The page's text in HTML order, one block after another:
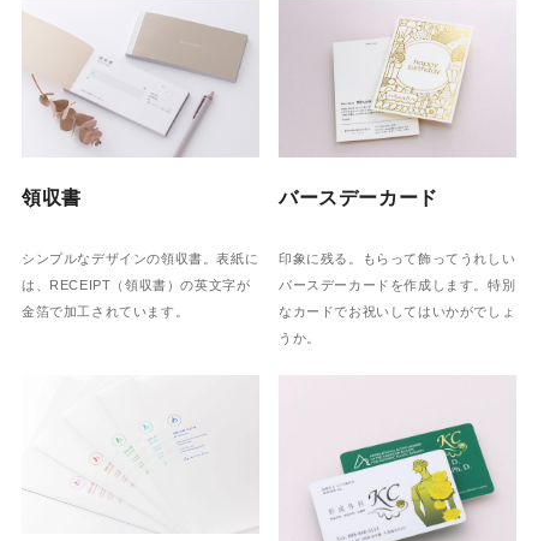
領収書
シンプルなデザインの領収書。表紙に
は、RECEIPT（領収書）の英文字が
金箔で加工されています。
バースデーカード
印象に残る。もらって飾ってうれしい
バースデーカードを作成します。特別
なカードでお祝いしてはいかがでしょ
うか。